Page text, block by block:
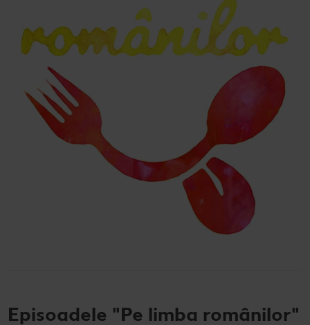
Episoadele "Pe limba românilor"